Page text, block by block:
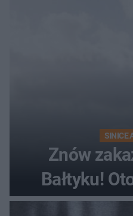
SINICE
Znów
Bałtyku!